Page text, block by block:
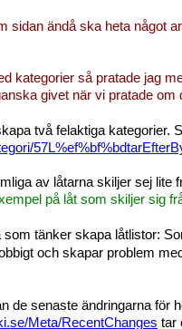
sidan ändå ska heta något
kategorier så pratade jag
givet när vi pratade om
två felaktiga kategorier.
av låtarna skiljer sej
på låt som skiljer sig
som tänker skapa låtlistor:
och skapar problem
de senaste ändringarna för
Meta/RecentChanges tar